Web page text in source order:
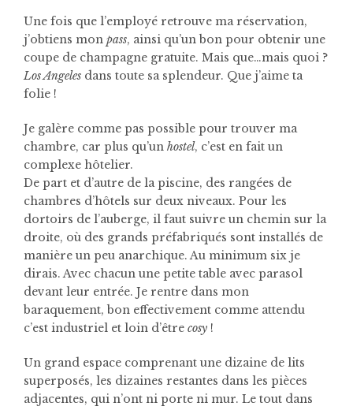
Une fois que l’employé retrouve ma réservation,
j’obtiens mon pass, ainsi qu’un bon pour obtenir une
coupe de champagne gratuite. Mais que…mais quoi ?
Los Angeles dans toute sa splendeur. Que j’aime ta
folie !
Je galère comme pas possible pour trouver ma
chambre, car plus qu’un hostel, c’est en fait un
complexe hôtelier.
De part et d’autre de la piscine, des rangées de
chambres d’hôtels sur deux niveaux. Pour les
dortoirs de l’auberge, il faut suivre un chemin sur la
droite, où des grands préfabriqués sont installés de
manière un peu anarchique. Au minimum six je
dirais. Avec chacun une petite table avec parasol
devant leur entrée. Je rentre dans mon
baraquement, bon effectivement comme attendu
c’est industriel et loin d’être cosy !
Un grand espace comprenant une dizaine de lits
superposés, les dizaines restantes dans les pièces
adjacentes, qui n’ont ni porte ni mur. Le tout dans